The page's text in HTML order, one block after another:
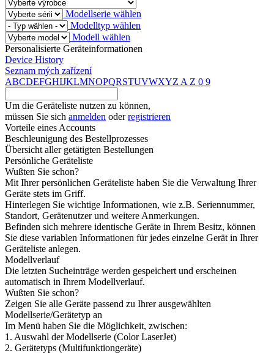
Modellserie wählen
Modelltyp wählen
Modell wählen
Personalisierte Geräteinformationen
Device History
Seznam mých zařízení
ABCDEFGHIJKLMNOPQRSTUVWXYZ A Z 0 9
Um die Geräteliste nutzen zu können,
müssen Sie sich anmelden oderregistrieren
Vorteile eines Accounts
Beschleunigung des Bestellprozesses
Übersicht aller getätigten Bestellungen
Persönliche Geräteliste
Wußten Sie schon?
Mit Ihrer persönlichen Geräteliste haben Sie die Verwaltung Ihrer
Geräte stets im Griff.
Hinterlegen Sie wichtige Informationen, wie z.B. Seriennummer,
Standort, Gerätenutzer und weitere Anmerkungen.
Befinden sich mehrere identische Geräte in Ihrem Besitz, können
Sie diese variablen Informationen für jedes einzelne Gerät in Ihrer
Geräteliste anlegen.
Modellverlauf
Die letzten Sucheinträge werden gespeichert und erscheinen
automatisch in Ihrem Modellverlauf.
Wußten Sie schon?
Zeigen Sie alle Geräte passend zu Ihrer ausgewählten
Modellserie/Gerätetyp an
Im Menü haben Sie die Möglichkeit, zwischen:
1. Auswahl der Modellserie (Color LaserJet)
2. Gerätetyps (Multifunktiongeräte)